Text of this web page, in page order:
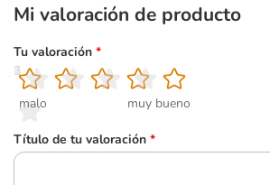
Mi valoración de producto
Tu valoración *
1
malo
2
3
4
5
muy bueno
Título de tu valoración *